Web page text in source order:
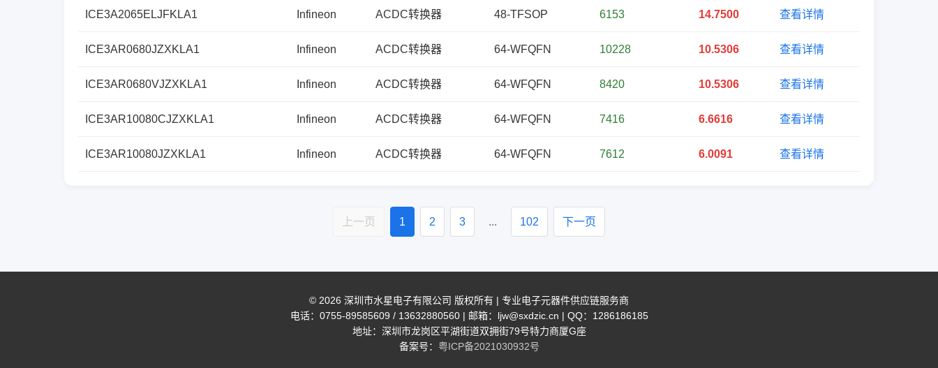
ICE3A2065ELJFKLA1 Infineon ACDC转换器 48-TFSOP 6153 14.7500 查看详情
ICE3AR0680JZXKLA1 Infineon ACDC转换器 64-WFQFN 10228 10.5306 查看详情
ICE3AR0680VJZXKLA1 Infineon ACDC转换器 64-WFQFN 8420 10.5306 查看详情
ICE3AR10080CJZXKLA1 Infineon ACDC转换器 64-WFQFN 7416 6.6616 查看详情
ICE3AR10080JZXKLA1 Infineon ACDC转换器 64-WFQFN 7612 6.0091 查看详情
上一页 1 2 3 ... 102 下一页
© 2026 深圳市水星电子有限公司 版权所有 | 专业电子元器件供应链服务商
电话：0755-89585609 / 13632880560 | 邮箱：ljw@sxdzic.cn | QQ：1286186185
地址：深圳市龙岗区平湖街道双拥街79号特力商厦G座
备案号： 粤ICP备2021030932号